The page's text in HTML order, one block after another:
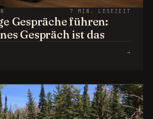
7 MIN. LESEZEIT
Gespräche führen:
Gespräch ist das
→